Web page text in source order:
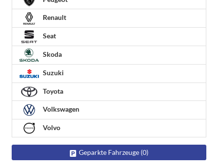
Renault
Seat
Skoda
Suzuki
Toyota
Volkswagen
Volvo
Geparkte Fahrzeuge (0)